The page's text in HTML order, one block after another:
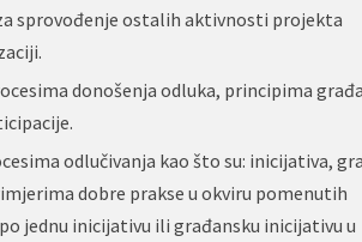
sprovođenje ostalih aktivnosti projekta
donošenja odluka, principima
odlučivanja kao što su: inicijativa,
dobre prakse u okviru pomenutih
jednu inicijativu ili građansku inicijativu u